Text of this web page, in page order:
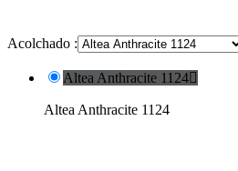
Acolchado :
Altea Anthracite 1124
Altea Anthracite 1124